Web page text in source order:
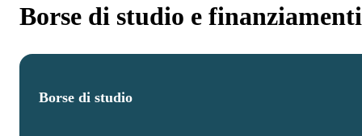
Borse di studio e finanziamenti
Borse di studio